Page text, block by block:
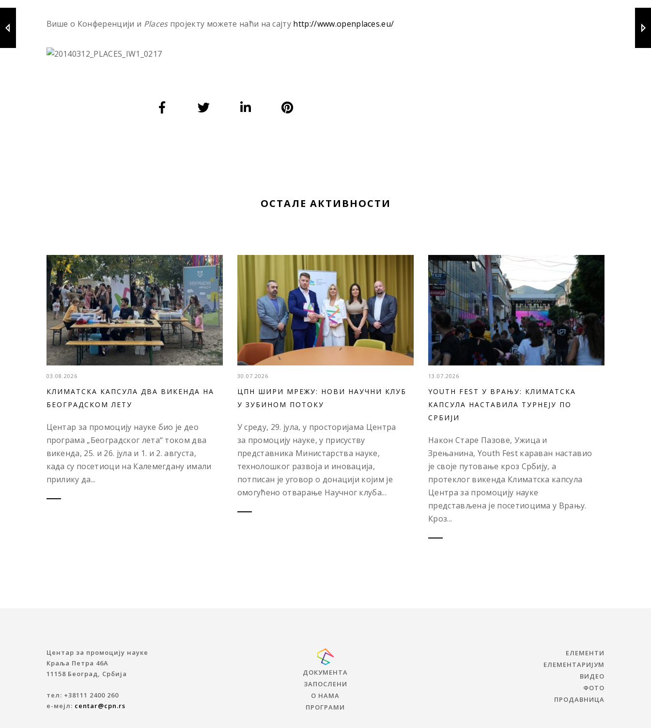
Више о Конференцији и Placesпројекту можете наћи на сајту http://www.openplaces.eu/
ОСТАЛЕ АКТИВНОСТИ
03.08.2026
КЛИМАТСКА КАПСУЛА ДВА ВИКЕНДА НА
БЕОГРАДСКОМ ЛЕТУ
Центар за промоцију науке био је део
програма „Београдског лета“ током два
викенда, 25. и 26. јула и 1. и 2. августа,
када су посетиоци на Калемегдану имали
прилику да...
30.07.2026
ЦПН ШИРИ МРЕЖУ: НОВИ НАУЧНИ КЛУБ
У ЗУБИНОМ ПОТОКУ
У среду, 29. јула, у просторијама Центра
за промоцију науке, у присуству
представника Министарства науке,
технолошког развоја и иновација,
потписан је уговор о донацији којим је
омогућено отварање Научног клуба...
13.07.2026
YOUTH FEST У ВРАЊУ: КЛИМАТСКА
КАПСУЛА НАСТАВИЛА ТУРНЕЈУ ПО
СРБИЈИ
Након Старе Пазове, Ужица и
Зрењанина, Youth Fest караван наставио
је своје путовање кроз Србију, а
протеклог викенда Климатска капсула
Центра за промоцију науке
представљена је посетиоцима у Врању.
Кроз...
Центар за промоцију науке
Краља Петра 46A
11158 Београд, Србија
тел: +38111 2400 260
е-мејл: centar@cpn.rs
ДОКУМЕНТА
ЗАПОСЛЕНИ
О НАМА
ПРОГРАМИ
ЕЛЕМЕНТИ
ЕЛЕМЕНТАРИЈУМ
ВИДЕО
ФОТО
ПРОДАВНИЦА